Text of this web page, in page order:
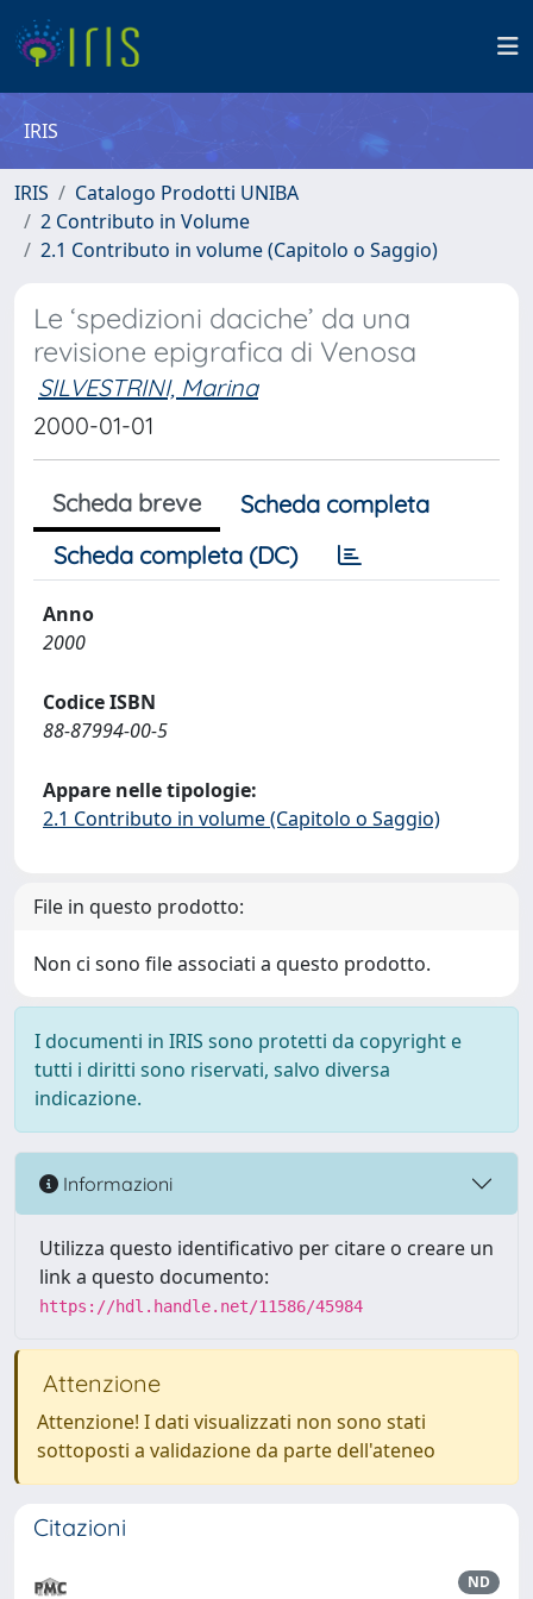
IRIS
IRIS
Catalogo Prodotti UNIBA
2 Contributo in Volume
2.1 Contributo in volume (Capitolo o Saggio)
Le ‘spedizioni daciche’ da una
revisione epigrafica di Venosa
SILVESTRINI, Marina
2000-01-01
Scheda breve
Scheda completa
Scheda completa (DC)
Anno
2000
Codice ISBN
88-87994-00-5
Appare nelle tipologie:
2.1 Contributo in volume (Capitolo o Saggio)
File in questo prodotto:
Non ci sono file associati a questo prodotto.
I documenti in IRIS sono protetti da copyright e
tutti i diritti sono riservati, salvo diversa
indicazione.
Informazioni
Utilizza questo identificativo per citare o creare un
link a questo documento:
https://hdl.handle.net/11586/45984
Attenzione
Attenzione! I dati visualizzati non sono stati
sottoposti a validazione da parte dell'ateneo
Citazioni
ND